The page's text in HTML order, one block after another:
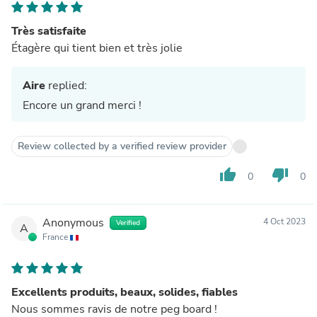
Très satisfaite
Étagère qui tient bien et très jolie
Aire replied:
Encore un grand merci !
Review collected by a verified review provider
thumb_up 0 thumb_down 0
A Anonymous Verified
France
4 Oct 2023
Excellents produits, beaux, solides, fiables
Nous sommes ravis de notre peg board !